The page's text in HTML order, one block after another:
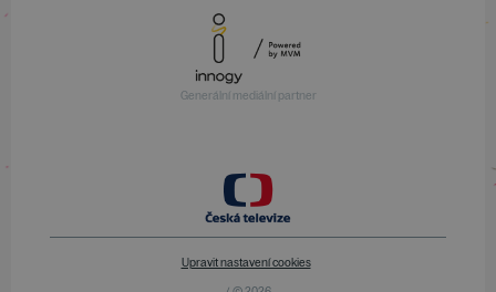
Generální mediální partner
Upravit nastavení cookies